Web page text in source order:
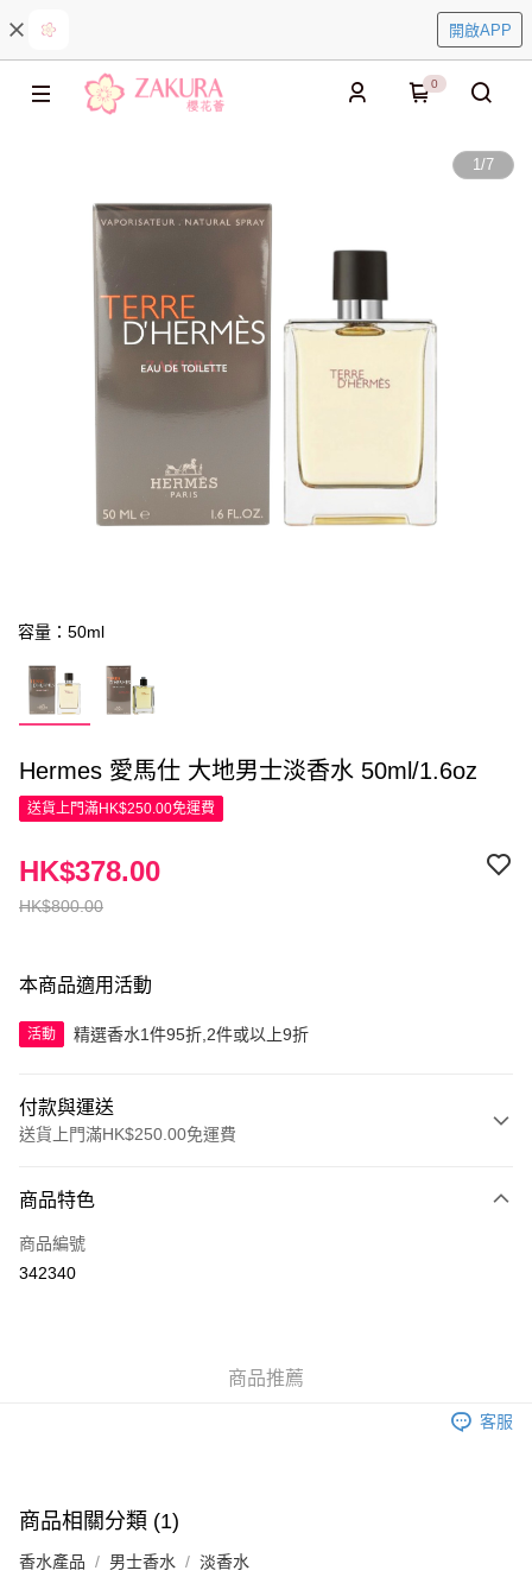
開啟APP
0
1/7
容量：50ml
Hermes 愛馬仕 大地男士淡香水 50ml/1.6oz
送貨上門滿HK$250.00免運費
HK$800.00
HK$378.00
本商品適用活動
活動 精選香水1件95折,2件或以上9折
付款與運送
送貨上門滿HK$250.00免運費
信用卡
Apple Pay
付款後門市自取，訂單確認後2-4個工作天到店，7天內取。逾期後
商品特色
商品編號
342340
商品推薦
客服
商品相關分類 (1)
香水產品 男士香水 淡香水